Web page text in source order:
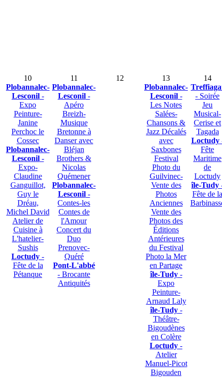
10
Plobannalec-
Lesconil-
Expo
Peinture-
Janine
Perchoc le
Cossec
Plobannalec-
Lesconil-
Expo-
Claudine
Ganguillot,
Guy le
Dréau,
Michel David
Atelier de
Cuisine à
L'hatelier-
Sushis
Loctudy -
Fête de la
Pétanque
11
Plobannalec-
Lesconil-
Apéro
Breizh-
Musique
Bretonne à
Danser avec
Bléjan
Brothers &
Nicolas
Quémener
Plobannalec-
Lesconil-
Contes-les
Contes de
l'Amour
Concert du
Duo
Prenovec-
Quéré
Pont-L'abbé
- Brocante
Antiquités
12
13
Plobannalec-
Lesconil-
Les Notes
Salées-
Chansons &
Jazz Décalés
avec
Saxbones
Festival
Photo du
Guilvinec-
Vente des
Photos
Anciennes
Vente des
Photos des
Éditions
Antérieures
du Festival
Photo la Mer
en Partage
île-Tudy-
Expo
Peinture-
Arnaud Laly
île-Tudy-
Théâtre-
Bigoudènes
en Colère
Loctudy -
Atelier
Manuel-Picot
Bigouden
14
- Soirée
Jeu
Musical-
Cerise et
Tagada
Loctudy
Fête
Maritime
de
Loctudy
île-Tudy
Fête de la